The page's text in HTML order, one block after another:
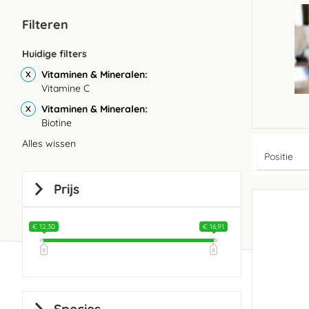
Filteren
Huidige filters
Vitaminen & Mineralen
Vitamine C
Vitaminen & Mineralen
Biotine
Alles wissen
Prijs
€ 12,30 € 16,91